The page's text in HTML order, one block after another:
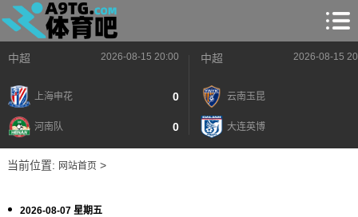
中超 2026-08-15 20:00
上海申花 0
河南队 0
中超 2026-08-15
云南玉昆
大连英博
当前位置: 网站首页>
2026-08-07 星期五